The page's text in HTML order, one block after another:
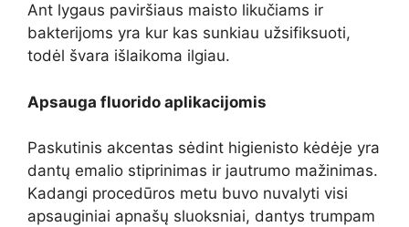
Ant lygaus paviršiaus maisto likučiams ir
bakterijoms yra kur kas sunkiau užsifiksuoti,
todėl švara išlaikoma ilgiau.
Apsauga fluorido aplikacijomis
Paskutinis akcentas sėdint higienisto kėdėje yra
dantų emalio stiprinimas ir jautrumo mažinimas.
Kadangi procedūros metu buvo nuvalyti visi
apsauginiai apnašų sluoksniai, dantys trumpam